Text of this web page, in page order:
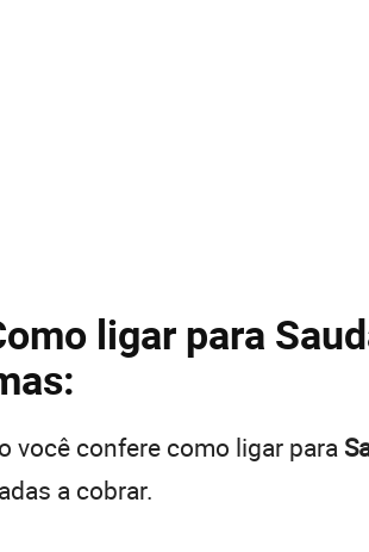
ligar para
você confere como ligar para
a cobrar.